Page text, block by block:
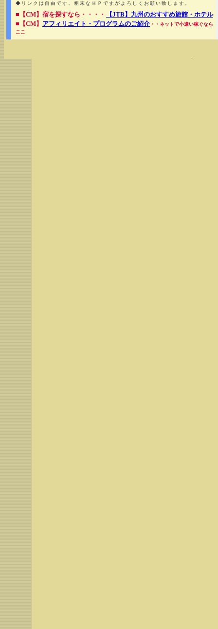
◆リンクは自由です。粗末なＨＰですがよろしくお願い致します。
■【CM】宿を探すなら・・・・
【JTB】九州のおすすめ旅館・ホテル
■【CM】 アフィリエイト・プログラムのご紹介 ・・ネットで小遣い稼ぐなら
ここ